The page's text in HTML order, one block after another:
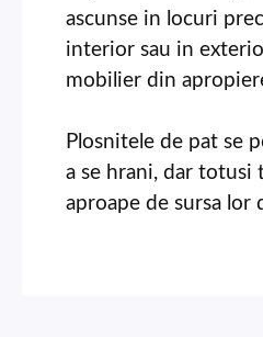
ascunse in locuri
interior sau in
mobilier din
Plosnitele de pat se
a se hrani, dar totusi
aproape de sursa lor